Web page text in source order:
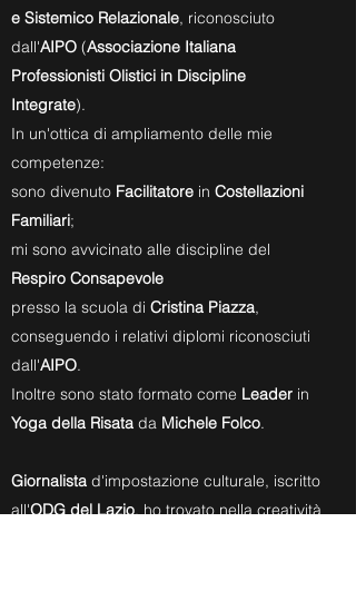
e Sistemico Relazionale, riconosciuto
dall'AIPO (Associazione Italiana
Professionisti Olistici in Discipline
Integrate).
In un'ottica di ampliamento delle mie
competenze:
sono divenuto Facilitatore in Costellazioni
Familiari;
mi sono avvicinato alle discipline del
Respiro Consapevole
presso la scuola di Cristina Piazza,
conseguendo i relativi diplomi riconosciuti
dall'AIPO.
Inoltre sono stato formato come Leader in
Yoga della Risata da Michele Folco.
Giornalista d'impostazione culturale, iscritto
all'ODG del Lazio, ho trovato nella creatività